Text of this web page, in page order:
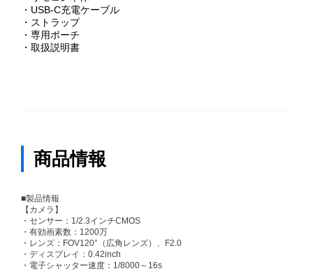
・USB-C充電ケーブル
・ストラップ
・専用ポーチ
・取扱説明書
商品情報
■製品情報
【カメラ】
・センサー：1/2.3インチCMOS
・有効画素数：1200万
・レンズ：FOV120°（広角レンズ）、F2.0
・ディスプレイ：0.42inch
・電子シャッター速度：1/8000～16s